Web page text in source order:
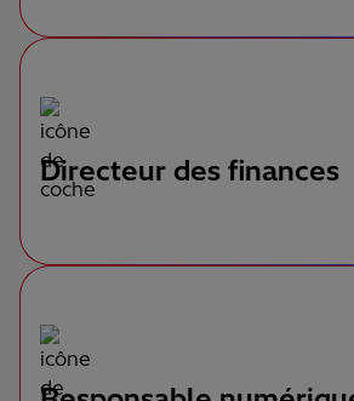
Directeur des finances